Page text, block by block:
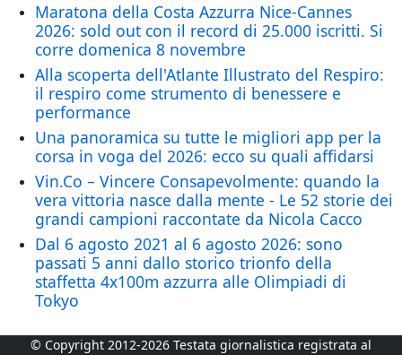
Maratona della Costa Azzurra Nice-Cannes
2026: sold out con il record di 25.000 iscritti. Si
corre domenica 8 novembre
Alla scoperta dell'Atlante Illustrato del Respiro:
il respiro come strumento di benessere e
performance
Una panoramica su tutte le migliori app per la
corsa in voga del 2026: ecco su quali affidarsi
Vin.Co – Vincere Consapevolmente: quando la
vera vittoria nasce dalla mente - Le 52 storie dei
grandi campioni raccontate da Nicola Cacco
Dal 6 agosto 2021 al 6 agosto 2026: sono
passati 5 anni dallo storico trionfo della
staffetta 4x100m azzurra alle Olimpiadi di
Tokyo
© Copyright 2012-2026 Testata giornalistica registrata al